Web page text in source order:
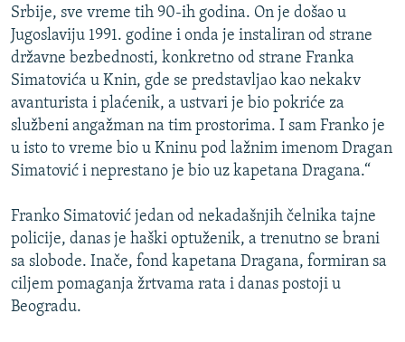
Srbije, sve vreme tih 90-ih godina. On je došao u
Jugoslaviju 1991. godine i onda je instaliran od strane
državne bezbednosti, konkretno od strane Franka
Simatovića u Knin, gde se predstavljao kao nekakv
avanturista i plaćenik, a ustvari je bio pokriće za
službeni angažman na tim prostorima. I sam Franko je
u isto to vreme bio u Kninu pod lažnim imenom Dragan
Simatović i neprestano je bio uz kapetana Dragana.“
Franko Simatović jedan od nekadašnjih čelnika tajne
policije, danas je haški optuženik, a trenutno se brani
sa slobode. Inače, fond kapetana Dragana, formiran sa
ciljem pomaganja žrtvama rata i danas postoji u
Beogradu.